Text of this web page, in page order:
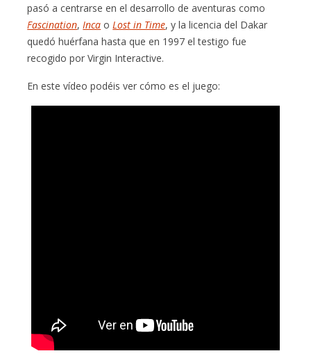
pasó a centrarse en el desarrollo de aventuras como
Fascination, Inca o Lost in Time, y la licencia del Dakar
quedó huérfana hasta que en 1997 el testigo fue
recogido por Virgin Interactive.
En este vídeo podéis ver cómo es el juego: